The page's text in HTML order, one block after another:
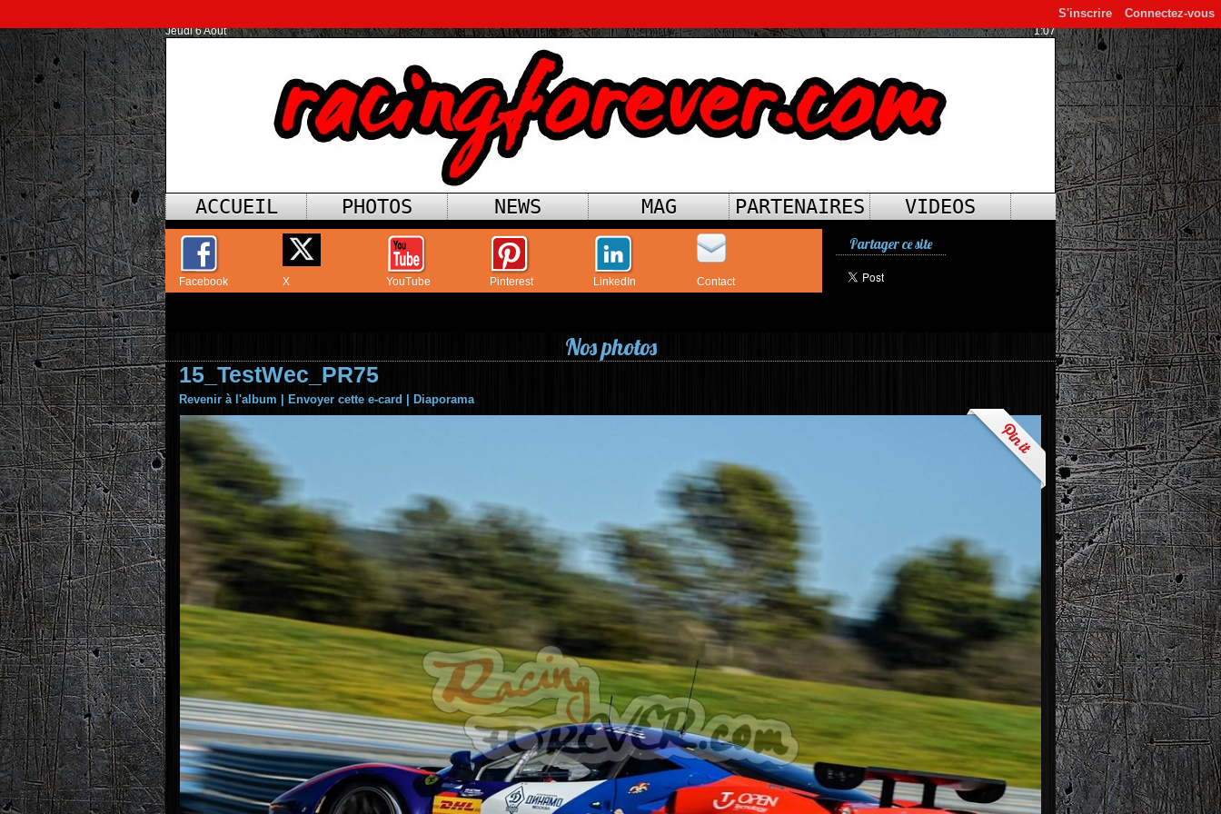
Connectez-vous
S'inscrire
Jeudi 6 Août 1:07
ACCUEIL PHOTOS NEWS MAG PARTENAIRES VIDEOS
Facebook X YouTube Pinterest LinkedIn Contact
Partager ce site
Nos photos
15_TestWec_PR75
Revenir à l'album Envoyer cette e-card Diaporama